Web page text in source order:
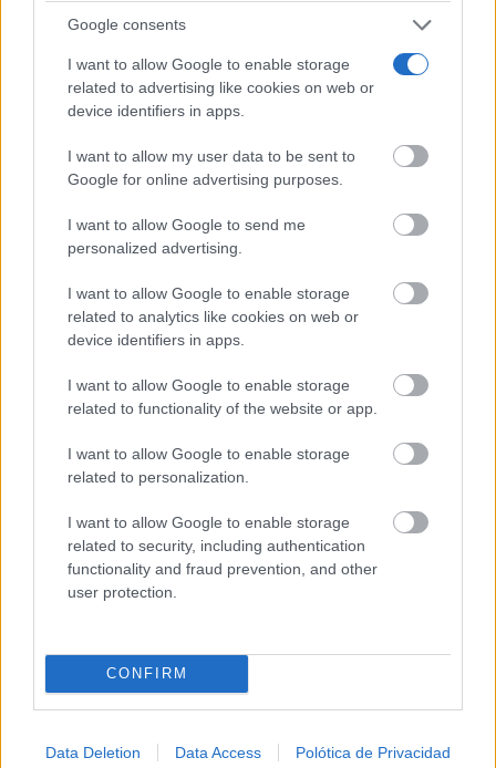
Google consents
I want to allow Google to enable storage
related to advertising like cookies on web or
device identifiers in apps.
I want to allow my user data to be sent to
Google for online advertising purposes.
I want to allow Google to send me
personalized advertising.
I want to allow Google to enable storage
related to analytics like cookies on web or
device identifiers in apps.
I want to allow Google to enable storage
related to functionality of the website or app.
I want to allow Google to enable storage
related to personalization.
I want to allow Google to enable storage
related to security, including authentication
functionality and fraud prevention, and other
user protection.
CONFIRM
Data Deletion Data Access Polótica de Privacidad
Corepunk MMORPG
de antes, pero mejor!
¿Por qué se contagia?